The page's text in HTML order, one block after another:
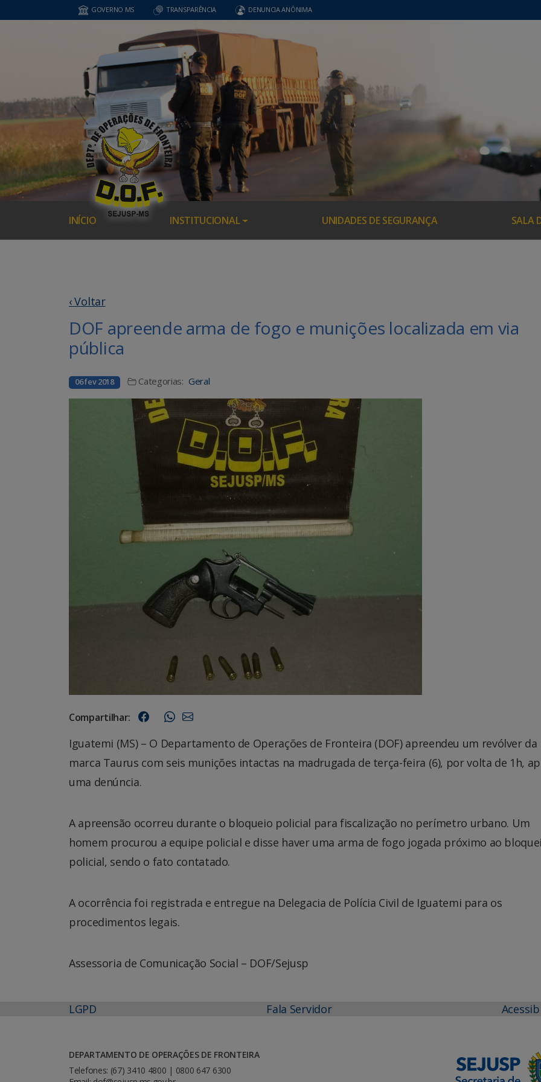
GOVERNO MS TRANSPARÊNCIA DENUNCIA ANÔNIMA
INÍCIO INSTITUCIONAL UNIDADES DE SEGURANÇA SALA
‹ Voltar
DOF apreende arma de fogo e munições localizada em via
pública
06 fev 2018 Categorias: Geral
Compartilhar:
Iguatemi (MS) – O Departamento de Operações de Fronteira (DOF) apreendeu um revólver da
marca Taurus com seis munições intactas na madrugada de terça-feira (6), por volta de 1h,
uma denúncia.
A apreensão ocorreu durante o bloqueio policial para fiscalização no perímetro urbano. Um
homem procurou a equipe policial e disse haver uma arma de fogo jogada próximo ao
policial, sendo o fato contatado.
A ocorrência foi registrada e entregue na Delegacia de Polícia Civil de Iguatemi para os
procedimentos legais.
Assessoria de Comunicação Social – DOF/Sejusp
LGPD Fala Servidor
DEPARTAMENTO DE OPERAÇÕES DE FRONTEIRA
Telefones: (67) 3410 4800 | 0800 647 6300